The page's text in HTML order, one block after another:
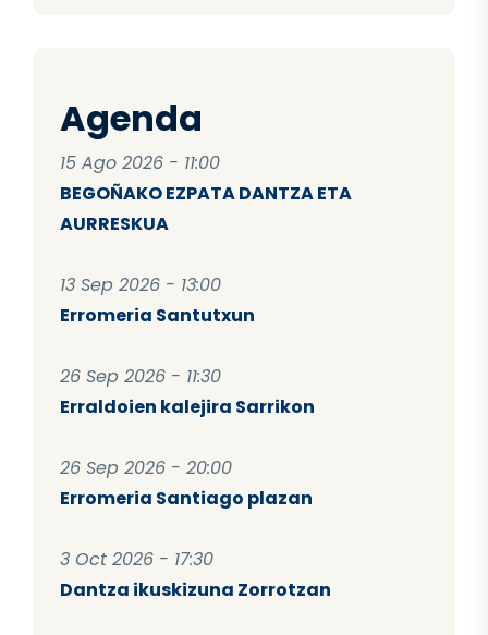
Agenda
15 Ago 2026 - 11:00
BEGOÑAKO EZPATA DANTZA ETA
AURRESKUA
13 Sep 2026 - 13:00
Erromeria Santutxun
26 Sep 2026 - 11:30
Erraldoien kalejira Sarrikon
26 Sep 2026 - 20:00
Erromeria Santiago plazan
3 Oct 2026 - 17:30
Dantza ikuskizuna Zorrotzan